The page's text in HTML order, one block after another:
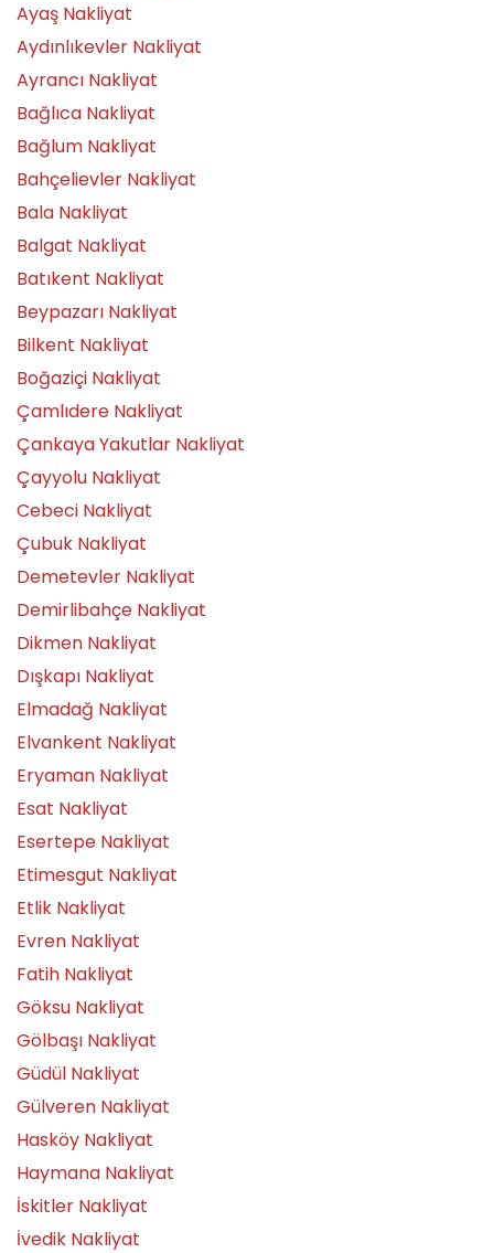
Ayaş Nakliyat
Aydınlıkevler Nakliyat
Ayrancı Nakliyat
Bağlıca Nakliyat
Bağlum Nakliyat
Bahçelievler Nakliyat
Bala Nakliyat
Balgat Nakliyat
Batıkent Nakliyat
Beypazarı Nakliyat
Bilkent Nakliyat
Boğaziçi Nakliyat
Çamlıdere Nakliyat
Çankaya Yakutlar Nakliyat
Çayyolu Nakliyat
Cebeci Nakliyat
Çubuk Nakliyat
Demetevler Nakliyat
Demirlibahçe Nakliyat
Dikmen Nakliyat
Dışkapı Nakliyat
Elmadağ Nakliyat
Elvankent Nakliyat
Eryaman Nakliyat
Esat Nakliyat
Esertepe Nakliyat
Etimesgut Nakliyat
Etlik Nakliyat
Evren Nakliyat
Fatih Nakliyat
Göksu Nakliyat
Gölbaşı Nakliyat
Güdül Nakliyat
Gülveren Nakliyat
Hasköy Nakliyat
Haymana Nakliyat
İskitler Nakliyat
İvedik Nakliyat